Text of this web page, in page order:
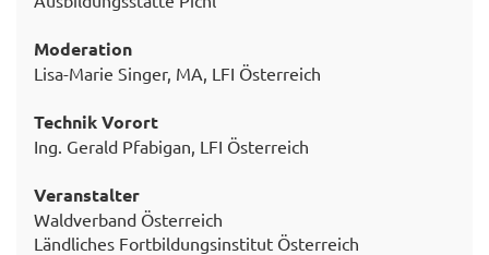
Moderation
Lisa-Marie Singer, MA, LFI Österreich
Technik Vorort
Ing. Gerald Pfabigan, LFI Österreich
Veranstalter
Waldverband Österreich
Ländliches Fortbildungsinstitut Österreich